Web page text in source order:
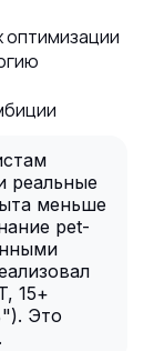
оптимизации
реальные
меньше
pet-
15+
Это